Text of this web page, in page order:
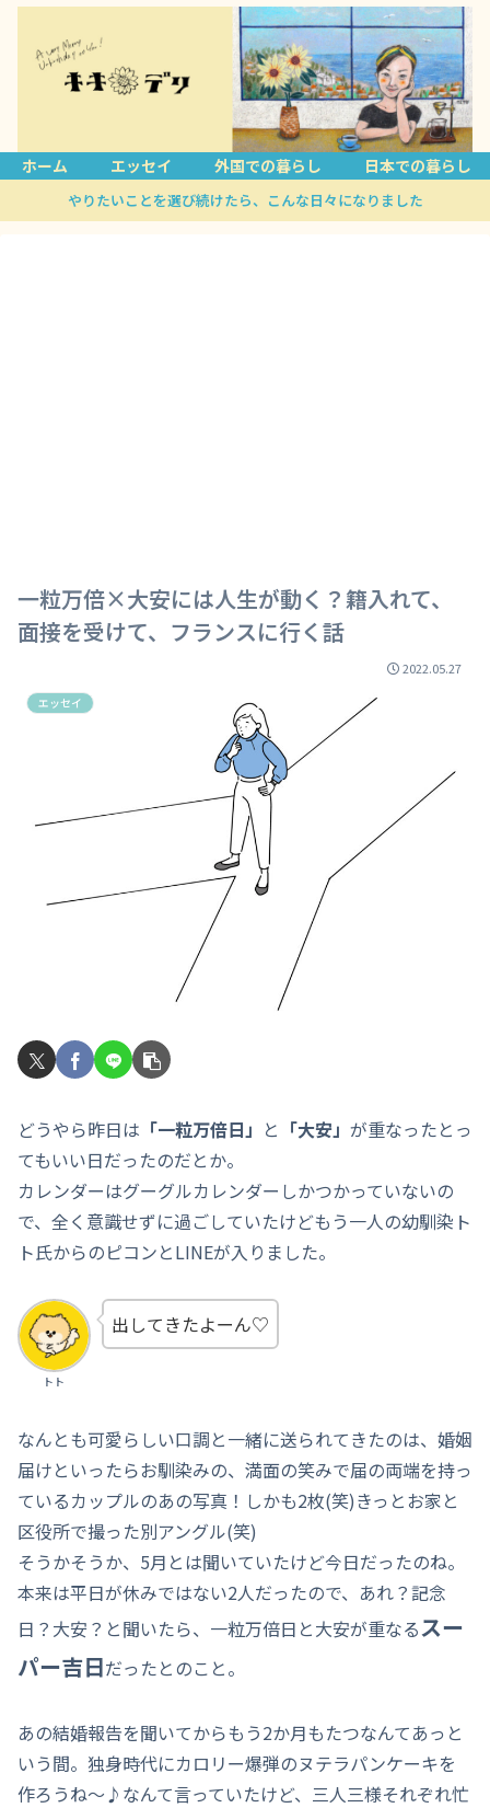
ホーム エッセイ 外国での暮らし 日本での暮らし
やりたいことを選び続けたら、こんな日々になりました
一粒万倍×大安には人生が動く？籍入れて、
面接を受けて、フランスに行く話
2022.05.27
エッセイ
どうやら昨日は 「一粒万倍日」 と 「大安」 が重なったとっ
てもいい日だったのだとか。
カレンダーはグーグルカレンダーしかつかっていないの
で、全く意識せずに過ごしていたけどもう一人の幼馴染ト
ト氏からのピコンとLINEが入りました。
トト
出してきたよーん♡
なんとも可愛らしい口調と一緒に送られてきたのは、婚姻
届けといったらお馴染みの、満面の笑みで届の両端を持っ
ているカップルのあの写真！しかも2枚(笑)きっとお家と
区役所で撮った別アングル(笑)
そうかそうか、5月とは聞いていたけど今日だったのね。
本来は平日が休みではない2人だったので、あれ？記念
日？大安？と聞いたら、一粒万倍日と大安が重なるスー
パー吉日だったとのこと。
あの結婚報告を聞いてからもう2か月もたつなんてあっと
いう間。独身時代にカロリー爆弾のヌテラパンケーキを
作ろうね～♪なんて言っていたけど、三人三様それぞれ忙